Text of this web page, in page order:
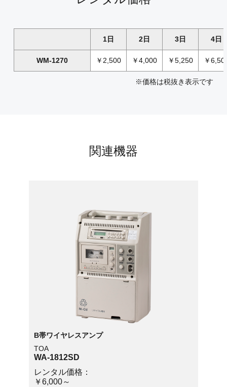
1日 2日 3日 4日
WM-1270 ￥2,500 ￥4,000 ￥5,250 ￥
※価格は税抜き表示です
関連機器
B帯ワイヤレスアンプ
TOA
WA-1812SD
レンタル価格：
￥6,000～